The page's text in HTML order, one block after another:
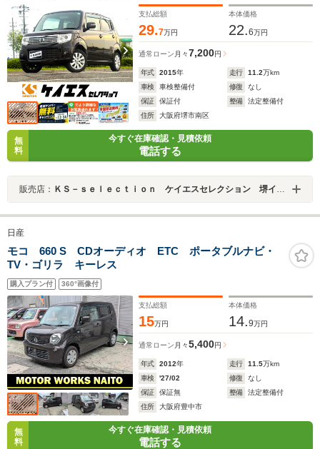
ンプ
支払総額
29.7万円
本体価格
22.6万円
通常ローン 月々7,200円
年式 2015年 走行 11.2万km
車検
車検整備付 修復
なし
保証
保証付 整備
法定整備付
住所
大阪府堺市南区
無
料
今すぐ在庫確認・見積依頼
電話する
販売店： ＫＳ－ｓｅｌｅｃｔｉｏｎ ケイエスセレクション 堺インター店
日産
モコ 660 S CDオーディオ ETC ポータブルナビ・
TV・ゴリラ キーレス
購入プラン付 360°画像付
支払総額
15万円
本体価格
14.9万円
通常ローン 月々5,400円
年式 2012年 走行 11.5万km
車検
'27/02 修復
なし
保証
保証無 整備
法定整備付
住所
大阪府豊中市
無
料
今すぐ在庫確認・見積依頼
電話する